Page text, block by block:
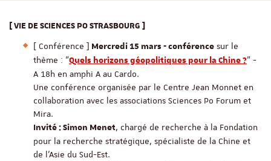
[ VIE DE SCIENCES PO STRASBOURG ]
[ Conférence ] Mercredi 15 mars - conférence sur le
thème : "Quels horizons géopolitiques pour la Chine ?" -
A 18h en amphi A au Cardo.
Une conférence organisée par le Centre Jean Monnet en
collaboration avec les associations Sciences Po Forum et
Mira.
Invité : Simon Menet, chargé de recherche à la Fondation
pour la recherche stratégique, spécialiste de la Chine et
de l'Asie du Sud-Est.